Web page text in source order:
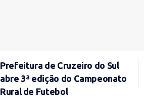
Prefeitura de Cruzeiro do Sul
abre 3ª edição do Campeonato
Rural de Futebol